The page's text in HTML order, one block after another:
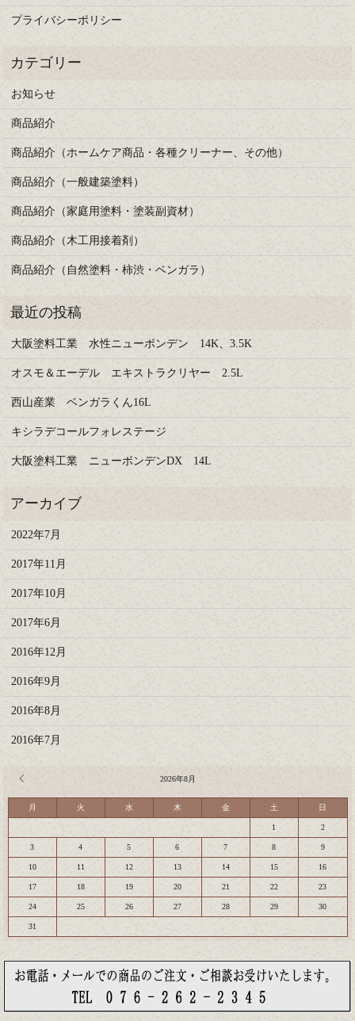
プライバシーポリシー
お知らせ
商品紹介
商品紹介（ホームケア商品・各種クリーナー、その他）
商品紹介（一般建築塗料）
商品紹介（家庭用塗料・塗装副資材）
商品紹介（木工用接着剤）
商品紹介（自然塗料・柿渋・ベンガラ）
大阪塗料工業 水性ニューボンデン 14K、3.5K
オスモ＆エーデル エキストラクリヤー 2.5L
西山産業 ベンガラくん16L
キシラデコールフォレステージ
大阪塗料工業 ニューボンデンDX 14L
2022年7月
2017年11月
2017年10月
2017年6月
2016年12月
2016年9月
2016年8月
2016年7月
2026年8月
月 火 水 木 金 土 日
1 2
3 4 5 6 7 8 9
10 11 12 13 14 15 16
17 18 19 20 21 22 23
24 25 26 27 28 29 30
31